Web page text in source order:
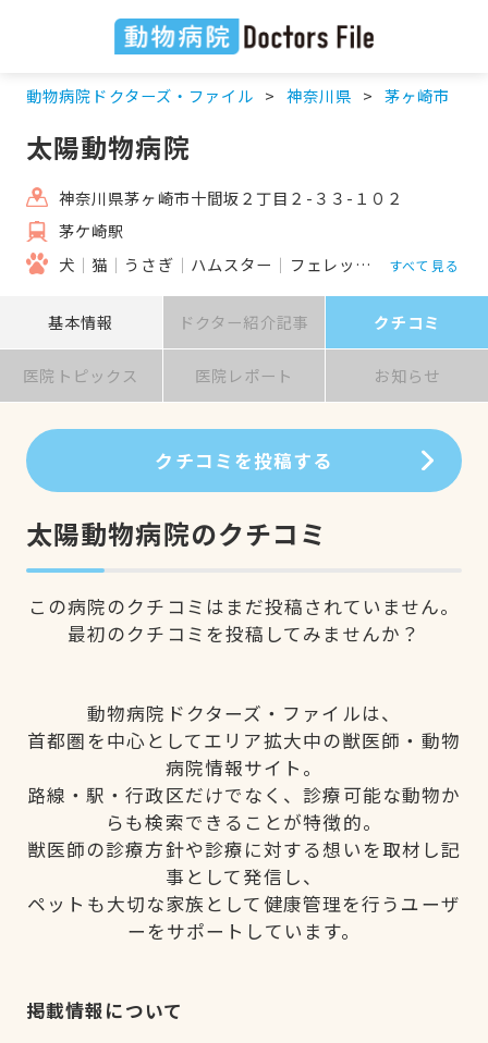
動物病院ドクターズ・ファイル 神奈川県 茅ヶ崎市
太陽動物病院
神奈川県茅ヶ崎市十間坂２丁目２-３３-１０２
茅ケ崎駅
犬
猫 うさぎ ハムスター フェレット 鳥
すべて見る
基本情報 ドクター紹介記事 クチコミ
医院トピックス 医院レポート お知らせ
クチコミを投稿する
太陽動物病院のクチコミ
この病院のクチコミはまだ投稿されていません。
最初のクチコミを投稿してみませんか？
動物病院ドクターズ・ファイルは、
首都圏を中心としてエリア拡大中の獣医師・動物
病院情報サイト。
路線・駅・行政区だけでなく、診療可能な動物か
らも検索できることが特徴的。
獣医師の診療方針や診療に対する想いを取材し記
事として発信し、
ペットも大切な家族として健康管理を行うユーザ
ーをサポートしています。
掲載情報について